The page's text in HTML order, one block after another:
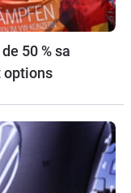
50 % sa
options